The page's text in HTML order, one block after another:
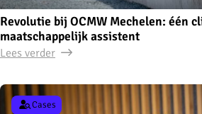
Revolutie bij OCMW Mechelen: één
maatschappelijk assistent
Lees verder
Cases